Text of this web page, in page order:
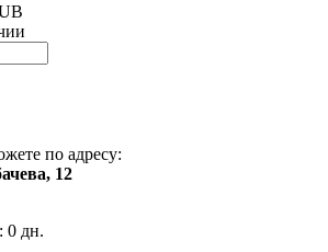
по адресу:
12
0 дн.